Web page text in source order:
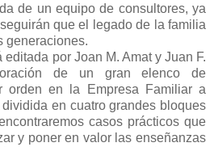
de un equipo de consultores, ya
que el legado de la familia
generaciones.
editada por Joan M. Amat y Juan F.
de un gran elenco de
orden en la Empresa Familiar a
en cuatro grandes bloques
casos prácticos que
y poner en valor las enseñanzas